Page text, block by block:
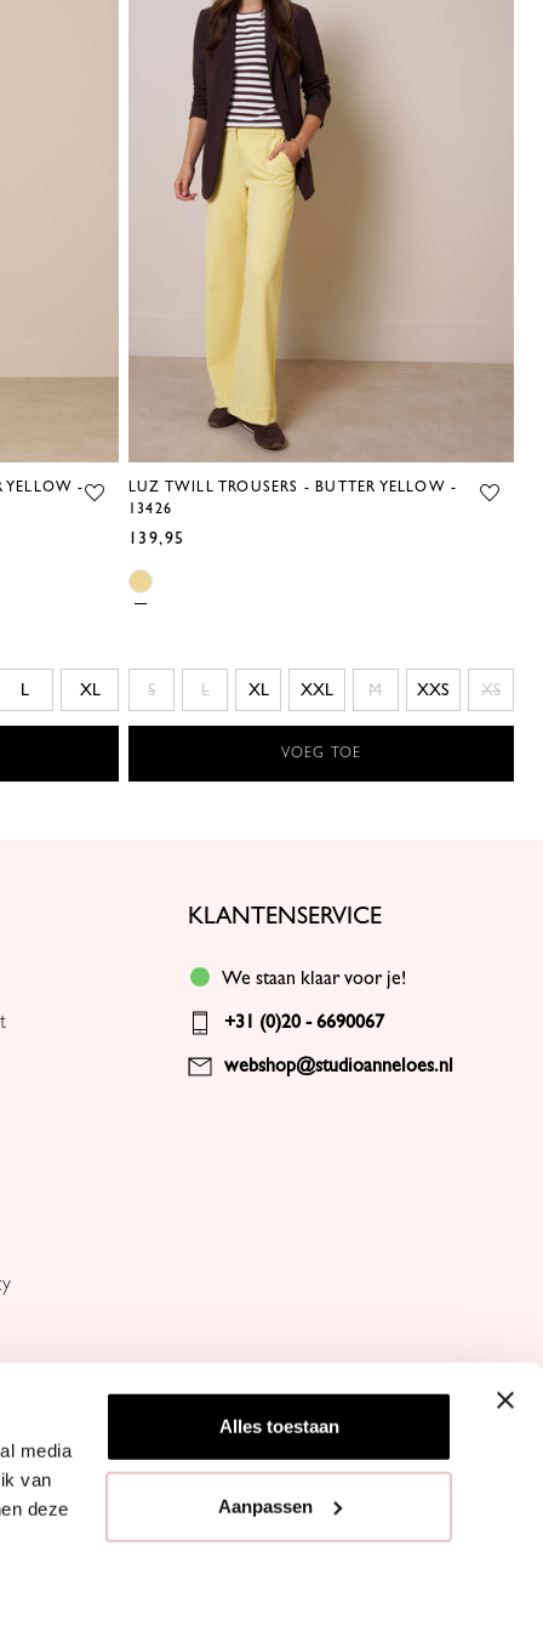
media
van
deze
Alles toestaan
Aanpassen
Combineer de Leona met een broek of rok voor een verzorgde
look, of draag hem casual met denim. Een veelzijdige top die je
moeiteloos door het seizoen draagt.
YELLOW -
L XL
LUZ TWILL TROUSERS - BUTTER YELLOW -
13426
139,95
S L XL XXL M XXS XS
VOEG TOE
KLANTENSERVICE
We staan klaar voor je!
+31 (0)20 - 6690067
webshop@studioanneloes.nl
STUDIO ANNELOES ©